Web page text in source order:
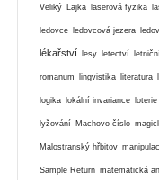
Veliký Lajka laserová fyzika
ledovce ledovcová jezera
lékařství lesy letectví
romanum lingvistika literatura
logika lokální invariance loterie
lyžování Machovo číslo
Malostranský hřbitov
Sample Return matematická